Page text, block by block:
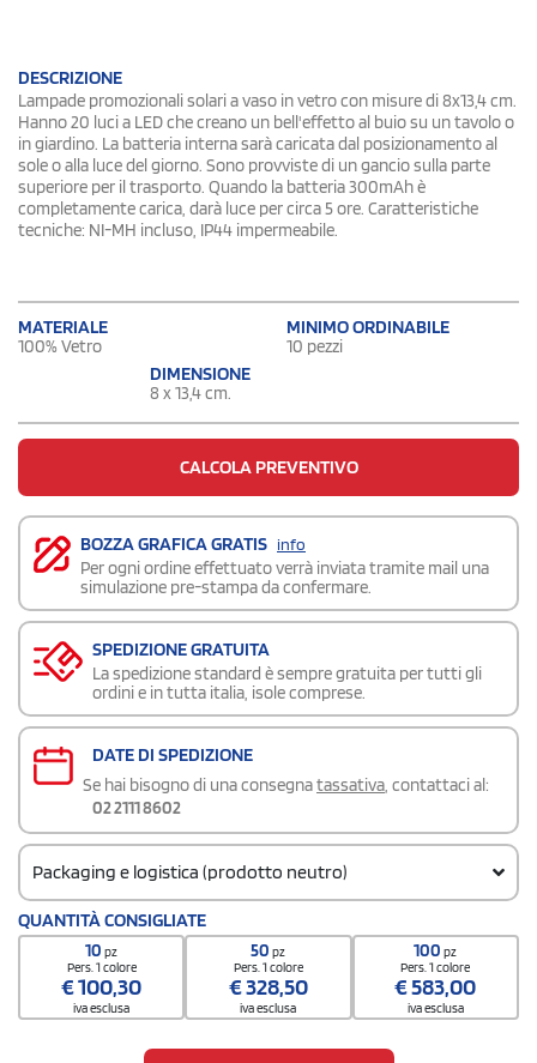
DESCRIZIONE
Lampade promozionali solari a vaso in vetro con misure di 8x13,4 cm.
Hanno 20 luci a LED che creano un bell'effetto al buio su un tavolo o
in giardino. La batteria interna sarà caricata dal posizionamento al
sole o alla luce del giorno. Sono provviste di un gancio sulla parte
superiore per il trasporto. Quando la batteria 300mAh è
completamente carica, darà luce per circa 5 ore. Caratteristiche
tecniche: NI-MH incluso, IP44 impermeabile.
MATERIALE
100% Vetro
MINIMO ORDINABILE
10 pezzi
DIMENSIONE
8 x 13,4 cm.
CALCOLA PREVENTIVO
BOZZA GRAFICA GRATIS info
Per ogni ordine effettuato verrà inviata tramite mail una
simulazione pre-stampa da confermare.
SPEDIZIONE GRATUITA
La spedizione standard è sempre gratuita per tutti gli
ordini e in tutta italia, isole comprese.
DATE DI SPEDIZIONE
Se hai bisogno di una consegnatassativa, contattaci al:
02 2111 8602
Packaging e logistica (prodotto neutro)
Codice doganale
8513 1000
Quantità per scatola
QUANTITÀ CONSIGLIATE
10pz
Pers. 1 colore
€100,30
iva esclusa
50pz
Pers. 1 colore
€328,50
iva esclusa
100pz
Pers. 1 colore
€583,00
iva esclusa